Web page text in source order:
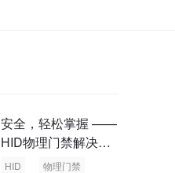
安全，轻松掌握 ——
HID物理门禁解决方
案，启动智慧安全新
HID 物理门禁